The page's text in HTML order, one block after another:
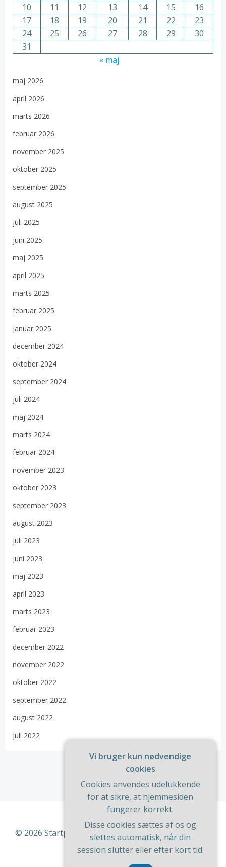
10
11 12 13 14 15
16
17
18 19 20 21 22
23
24
25 26 27 28 29
30
31
« maj
maj 2026
april 2026
marts 2026
februar 2026
november 2025
oktober 2025
september 2025
august 2025
juli 2025
juni 2025
maj 2025
april 2025
marts 2025
februar 2025
januar 2025
december 2024
oktober 2024
september 2024
juli 2024
maj 2024
marts 2024
februar 2024
november 2023
oktober 2023
september 2023
august 2023
juli 2023
juni 2023
maj 2023
april 2023
marts 2023
februar 2023
december 2022
november 2022
oktober 2022
september 2022
august 2022
juli 2022
© 2026 Startportal. Bygget ved at bruge WordPress
ColibriWP Theme
Vi bruger kun nødvendige
cookies
Cookies anvendes udelukkende
for at sikre, at hjemmesiden
fungerer korrekt.
Disse cookies sættes af os og
slettes automatisk, når din
session slutter eller efter kort tid.